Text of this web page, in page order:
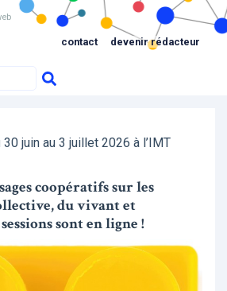
contact devenir rédacteur
juin au 3 juillet 2026 à l’IMT
coopératifs sur les
du vivant et
sont en ligne !